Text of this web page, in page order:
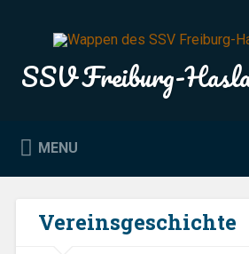
SSV Freiburg-
MENU
Vereinsgeschichte